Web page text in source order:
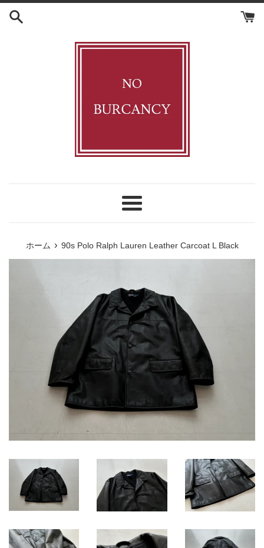
コ
メ
ー
ホーム › 90s Polo Ralph Lauren Leather Carcoat L Black